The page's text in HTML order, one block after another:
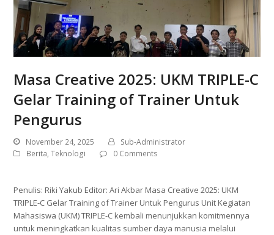
Masa Creative 2025: UKM TRIPLE-C
Gelar Training of Trainer Untuk
Pengurus
November 24, 2025
Sub-Administrator
Berita,Teknologi 0 Comments
Penulis: Riki Yakub Editor: Ari Akbar Masa Creative 2025: UKM
TRIPLE-C Gelar Training of Trainer Untuk Pengurus Unit Kegiatan
Mahasiswa (UKM) TRIPLE-C kembali menunjukkan komitmennya
untuk meningkatkan kualitas sumber daya manusia melalui